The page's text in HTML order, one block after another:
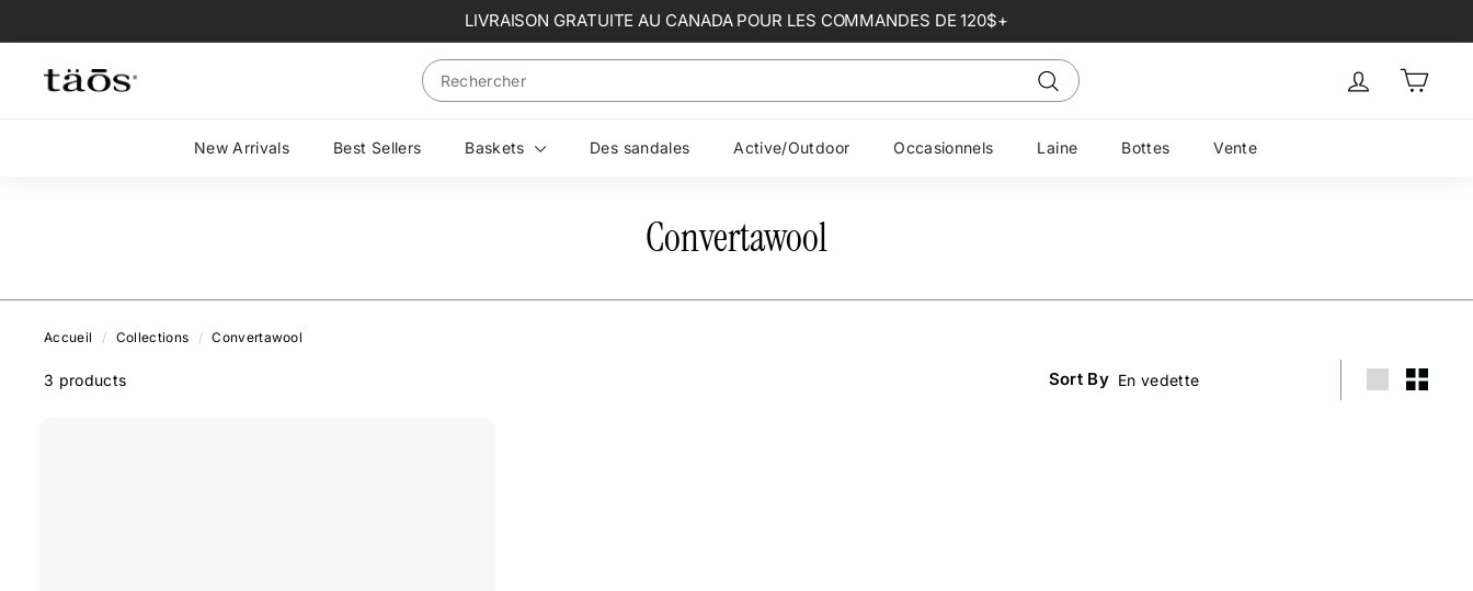
Diaporama
Pause
LIVRAISON GRATUITE AU CANADA POUR LES COMMANDES DE 120$+
Search
Recherche
Sign in Panier
New Arrivals Best Sellers Baskets Des sandales Active/Outdoor Occasionnels Laine Bottes Vente
Convertawool
Accueil / Collections / Convertawool
3 products Sort By